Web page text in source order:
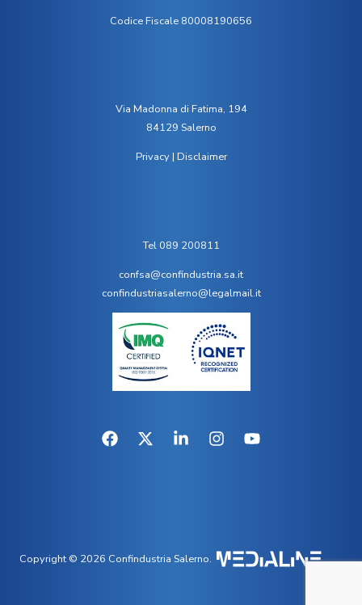
Codice Fiscale 80008190656
Via Madonna di Fatima, 194
84129 Salerno
Privacy| Disclaimer
Tel 089 200811
confsa@confindustria.sa.it
confindustriasalerno@legalmail.it
Copyright © 2026 Confindustria Salerno.